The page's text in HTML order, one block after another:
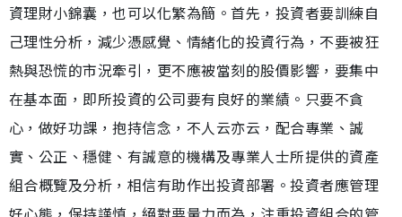
資理財小錦囊，也可以化繁為簡。首先，投資者要訓練自
己理性分析，減少憑感覺、情緒化的投資行為，不要被狂
熱與恐慌的市況牽引，更不應被當刻的股價影響，要集中
在基本面，即所投資的公司要有良好的業績。只要不貪
心，做好功課，抱持信念，不人云亦云，配合專業、誠
實、公正、穩健、有誠意的機構及專業人士所提供的資產
組合概覽及分析，相信有助作出投資部署。投資者應管理